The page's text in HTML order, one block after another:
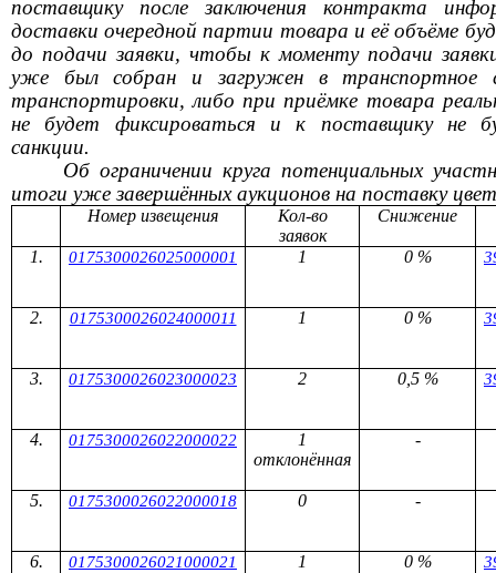
поставщику после заключения контракта
доставки очередной партии товара и её объёме
до подачи заявки, чтобы к моменту подачи
уже был собран и загружен в транспортное
транспортировки, либо при приёмке товара
не будет фиксироваться и к поставщику не
санкции.
Об ограничении круга потенциальных
итоги уже завершённых аукционов на поставку
Номер извещения
Кол-во
заявок
Снижение
0175300026025000001 1 0 %
0175300026024000011 1 0 %
0175300026023000023 2 0,5 %
0175300026022000022
1
отклонённая
-
0175300026022000018 0 -
0175300026021000021 1 0 %